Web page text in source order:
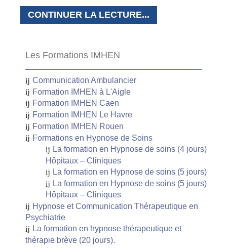
CONTINUER LA LECTURE...
Les Formations IMHEN
Communication Ambulancier
Formation IMHEN à L'Aigle
Formation IMHEN Caen
Formation IMHEN Le Havre
Formation IMHEN Rouen
Formations en Hypnose de Soins
La formation en Hypnose de soins (4 jours)
Hôpitaux – Cliniques
La formation en Hypnose de soins (5 jours)
La formation en Hypnose de soins (5 jours)
Hôpitaux – Cliniques
Hypnose et Communication Thérapeutique en
Psychiatrie
La formation en hypnose thérapeutique et
thérapie brève (20 jours).